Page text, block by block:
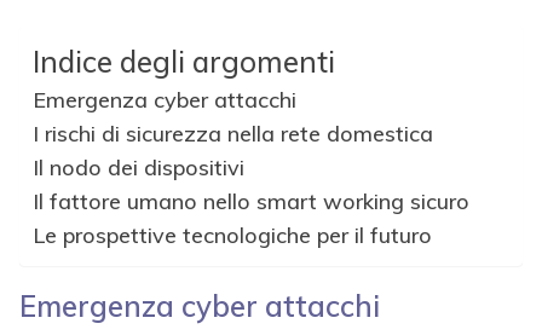
Indice degli argomenti
Emergenza cyber attacchi
I rischi di sicurezza nella rete domestica
Il nodo dei dispositivi
Il fattore umano nello smart working sicuro
Le prospettive tecnologiche per il futuro
Emergenza cyber attacchi